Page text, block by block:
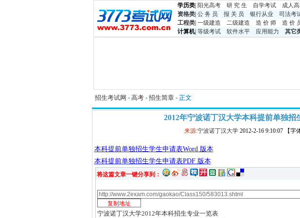
学历类 阳光高考 研 究 生 自学考试 成人
资格类 公 务 员 报 关 员 银行从业 司法考
工程类 一级建造 二级建造 造 价 师 造 价
计算机| 等级考试 软件水平 应用能力 其它
招生考试网 - 高考 - 招生简章 - 正文
2012年宁波诺丁汉大学本科提前单独招
来源:宁波诺丁汉大学 2012-2-16 9:10:07 【字
本科提前单独招生学生申请表Word 版本
本科提前单独招生学生申请表PDF 版本
将这篇文章一键分享到：
宁波诺丁汉大学2012年本科招生专业一览表